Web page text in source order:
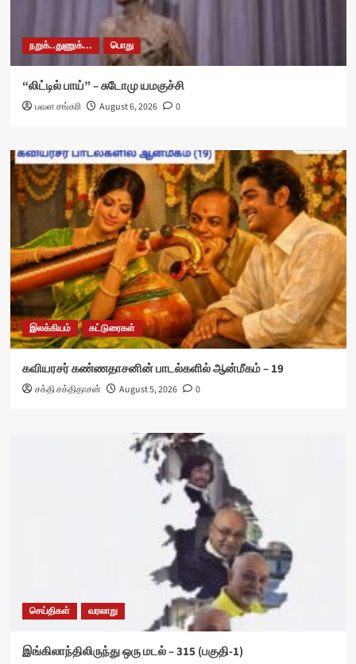
நறுக்..துணுக்... பொது
“லிட்டில் பாய்” – சுடோமு யமகுச்சி
பவள சங்கரி August 6, 2026 0
இலக்கியம் கட்டுரைகள்
கவியரசர் கண்ணதாசனின் பாடல்களில் ஆன்மீகம் – 19
சக்தி சக்திதாசன் August 5, 2026 0
செய்திகள் வரலாறு
இங்கிலாந்திலிருந்து ஒரு மடல் – 315 (பகுதி-1)